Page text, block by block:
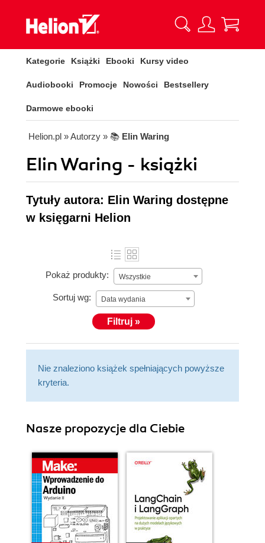
Kategorie Książki Ebooki Kursy video
Audiobooki Promocje Nowości Bestsellery
Darmowe ebooki
Helion.pl » Autorzy » 📚 Elin Waring
Elin Waring - książki
Tytuły autora: Elin Waring dostępne
w księgarni Helion
Pokaż produkty: Wszystkie
Sortuj wg: Data wydania
Filtruj »
Nie znaleziono książek spełniających powyższe
kryteria.
Nasze propozycje dla Ciebie